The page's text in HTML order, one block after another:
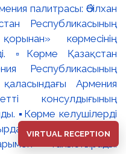
палитрасы: Әбілхан
Республикасының
көрмесінің
▫️Көрме Қазақстан
Республикасының
Армения
консулдығының
▪️Көрме келушілерді
танымал армян
таныстырады.
VIRTUAL RECEPTION